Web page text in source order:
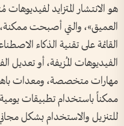
هو الانتشار المتزايد
العميق»، والتي أصبحت
القائمة على تقنية الذكاء
الفيديوهات المُزيفة، أو تعديل
مهارات متخصصة، ومعدات
ممكناً باستخدام تطبيقات
للتنزيل والاستخدام بشكل